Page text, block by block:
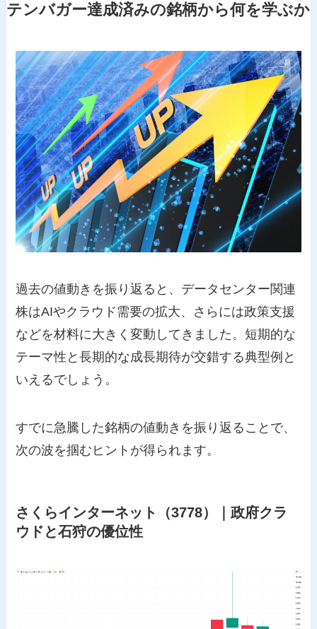
テンバガー達成済みの銘柄から何を学ぶか
過去の値動きを振り返ると、データセンター関連
株はAIやクラウド需要の拡大、さらには政策支援
などを材料に大きく変動してきました。短期的な
テーマ性と長期的な成長期待が交錯する典型例と
いえるでしょう。
すでに急騰した銘柄の値動きを振り返ることで、
次の波を掴むヒントが得られます。
さくらインターネット（3778）｜政府クラ
ウドと石狩の優位性